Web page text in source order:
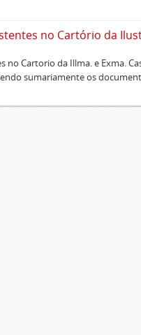
Cartorio da Illma. e Exma.
sumariamente os